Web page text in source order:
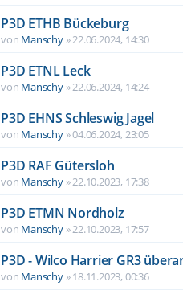
P3D ETHB Bückeburg
von Manschy»22.06.2024, 14:30
P3D ETNL Leck
von Manschy»22.06.2024, 14:24
P3D EHNS Schleswig Jagel
von Manschy»04.06.2024, 23:05
P3D RAF Gütersloh
von Manschy»22.10.2023, 17:38
P3D ETMN Nordholz
von Manschy»22.10.2023, 17:57
P3D - Wilco Harrier GR3
von Manschy»18.11.2023, 00:36